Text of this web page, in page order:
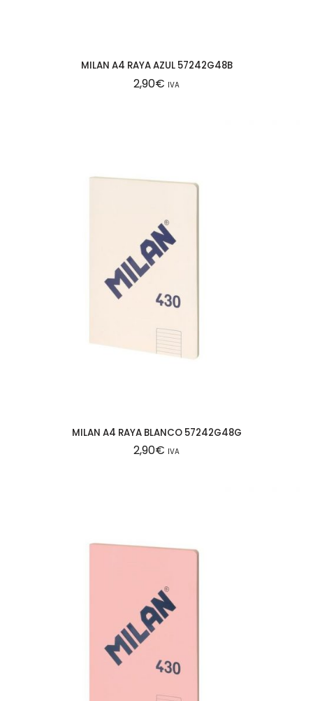
MILAN A4 RAYA AZUL 57242G48B
2,90€ IVA
MILAN A4 RAYA BLANCO 57242G48G
2,90€ IVA